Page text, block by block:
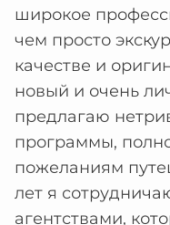
широкое
чем просто
качестве и
новый и очень
предлагаю
программы,
пожеланиям
лет я
агентствами,